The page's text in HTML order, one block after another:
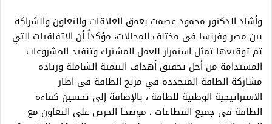
وأشاد الدكتور محمود عصمت بعمق العلاقات والتعاون والشراكة
بين مصر وفرنسا فى مختلف المجالات، مؤكداً أن الاتفاقيات التي
تم توقيعها تمثل استمرار للعمل المشترك وتنفيذ المشروعات
المستدامة من أجل تحقيق أهداف التنمية الشاملة وزيادة
مشاركة الطاقة المتجددة في مزيج الطاقة فى اطار
الاستراتيجية الوطنية للطاقة ، بالإضافة إلى تحسين كفاءة
الطاقة في جميع القطاعات ، موضحا الحرص على التعاون مع